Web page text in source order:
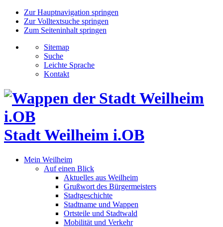
Zur Hauptnavigation springen
Zur Volltextsuche springen
Zum Seiteninhalt springen
Sitemap
Suche
Leichte Sprache
Kontakt
Stadt Weilheim i.OB
Mein Weilheim
Auf einen Blick
Aktuelles aus Weilheim
Grußwort des Bürgermeisters
Stadtgeschichte
Stadtname und Wappen
Ortsteile und Stadtwald
Mobilität und Verkehr